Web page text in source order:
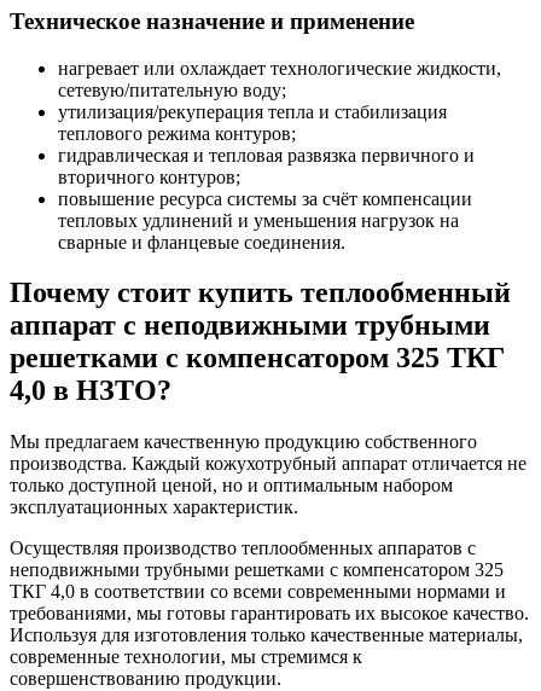
Техническое назначение и применение
нагревает или охлаждает технологические жидкости,
сетевую/питательную воду;
утилизация/рекуперация тепла и стабилизация
теплового режима контуров;
гидравлическая и тепловая развязка первичного и
вторичного контуров;
повышение ресурса системы за счёт компенсации
тепловых удлинений и уменьшения нагрузок на
сварные и фланцевые соединения.
Почему стоит купить теплообменный
аппарат с неподвижными трубными
решетками с компенсатором 325 ТКГ
4,0 в НЗТО?
Мы предлагаем качественную продукцию собственного
производства. Каждый кожухотрубный аппарат отличается не
только доступной ценой, но и оптимальным набором
эксплуатационных характеристик.
Осуществляя производство теплообменных аппаратов с
неподвижными трубными решетками с компенсатором 325
ТКГ 4,0 в соответствии со всеми современными нормами и
требованиями, мы готовы гарантировать их высокое качество.
Используя для изготовления только качественные материалы,
современные технологии, мы стремимся к
совершенствованию продукции.